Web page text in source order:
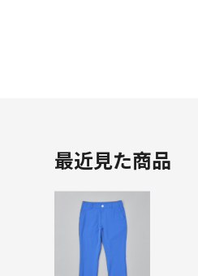
最近見た商品